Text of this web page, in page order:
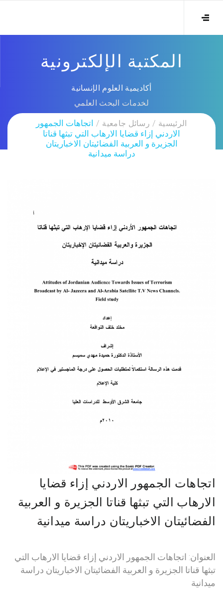
المكتبة الإلكترونية
أكاديمية العلوم الإنسانية
لخدمات البحث العلمي
الرئيسية رسائل جامعية
اتجاهات الجمهور
الاردني إزاء قضايا الارهاب التي تبثها قناتا
الجزيرة و العربية الفضائيتان الاخباريتان
دراسة ميدانية
اتجاهات الجمهور الاردني إزاء قضايا
الارهاب التي تبثها قناتا الجزيرة و العربية
الفضائيتان الاخباريتان دراسة ميدانية
العنوان: اتجاهات الجمهور الاردني إزاء قضايا الارهاب التي
تبثها قناتا الجزيرة و العربية الفضائيتان الاخباريتان دراسة
ميدانية